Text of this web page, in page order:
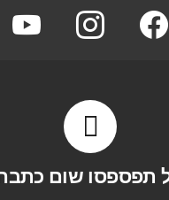
facebook
instagram
תפספסו שום